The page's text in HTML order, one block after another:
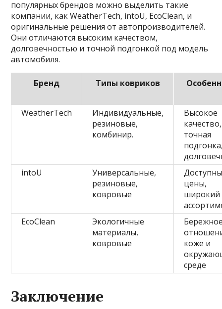
популярных брендов можно выделить такие
компании, как WeatherTech, intoU, EcoClean, и
оригинальные решения от автопроизводителей.
Они отличаются высоким качеством,
долговечностью и точной подгонкой под модель
автомобиля.
Бренд Типы ковриков
WeatherTech
Индивидуальные,
резиновые,
комбинир.
Высокое
качество,
точная
intoU
Универсальные,
резиновые,
ковровые
цены,
широкий
EcoClean
Экологичные
материалы,
ковровые
коже и
среде
Заключение